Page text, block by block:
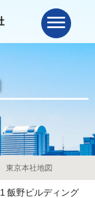
東京本社地図
飯野ビルディング